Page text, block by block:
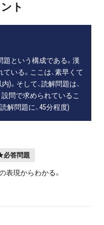
ト
という構成である。漢
いる。ここは、素早くて
)。そして、読解問題は、
問で求められているこ
解問題に、45分程度)
答問題
表現からわかる。